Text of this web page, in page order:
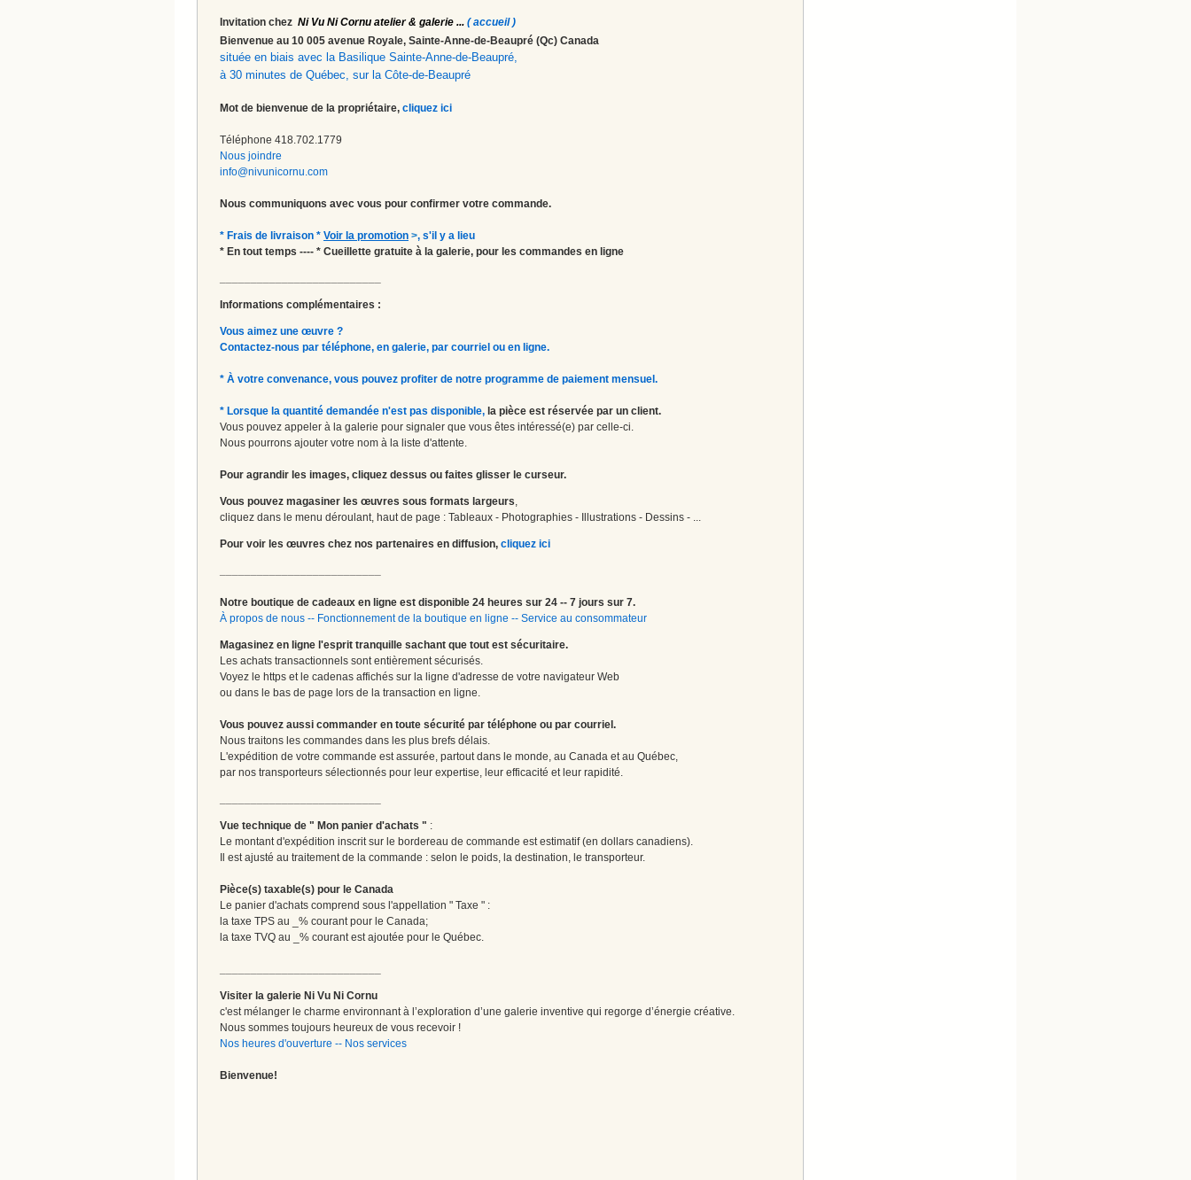
Invitation chez Ni Vu Ni Cornu atelier & galerie ... ( accueil )
Bienvenue au 10 005 avenue Royale, Sainte-Anne-de-Beaupré (Qc) Canada
située en biais avec la Basilique Sainte-Anne-de-Beaupré,
à 30 minutes de Québec, sur la Côte-de-Beaupré
Mot de bienvenue de la propriétaire, cliquez ici
Téléphone 418.702.1779
Nous joindre
info@nivunicornu.com
Nous communiquons avec vous pour confirmer votre commande.
* Frais de livraison * Voir la promotion >, s'il y a lieu
* En tout temps ---- * Cueillette gratuite à la galerie, pour les commandes en ligne
Informations complémentaires :
Vous aimez une œuvre ?
Contactez-nous par téléphone, en galerie, par courriel ou en ligne.
* À votre convenance, vous pouvez profiter de notre programme de paiement mensuel.
* Lorsque la quantité demandée n'est pas disponible, la pièce est réservée par un client.
Vous pouvez appeler à la galerie pour signaler que vous êtes intéressé(e) par celle-ci.
Nous pourrons ajouter votre nom à la liste d'attente.
Pour agrandir les images, cliquez dessus ou faites glisser le curseur.
Vous pouvez magasiner les œuvres sous formats largeurs,
cliquez dans le menu déroulant, haut de page : Tableaux - Photographies - Illustrations - Dessins - ...
Pour voir les œuvres chez nos partenaires en diffusion, cliquez ici
Notre boutique de cadeaux en ligne est disponible 24 heures sur 24 -- 7 jours sur 7.
À propos de nous -- Fonctionnement de la boutique en ligne -- Service au consommateur
Magasinez en ligne l'esprit tranquille sachant que tout est sécuritaire.
Les achats transactionnels sont entièrement sécurisés.
Voyez le https et le cadenas affichés sur la ligne d'adresse de votre navigateur Web
ou dans le bas de page lors de la transaction en ligne.
Vous pouvez aussi commander en toute sécurité par téléphone ou par courriel.
Nous traitons les commandes dans les plus brefs délais.
L'expédition de votre commande est assurée, partout dans le monde, au Canada et au Québec,
par nos transporteurs sélectionnés pour leur expertise, leur efficacité et leur rapidité.
Vue technique de " Mon panier d'achats " :
Le montant d'expédition inscrit sur le bordereau de commande est estimatif (en dollars canadiens).
Il est ajusté au traitement de la commande : selon le poids, la destination, le transporteur.
Pièce(s) taxable(s) pour le Canada
Le panier d'achats comprend sous l'appellation " Taxe " :
la taxe TPS au _% courant pour le Canada;
la taxe TVQ au _% courant est ajoutée pour le Québec.
Visiter la galerie Ni Vu Ni Cornu
c'est mélanger le charme environnant à l’exploration d’une galerie inventive qui regorge d’énergie créative.
Nous sommes toujours heureux de vous recevoir !
Nos heures d'ouverture -- Nos services
Bienvenue!